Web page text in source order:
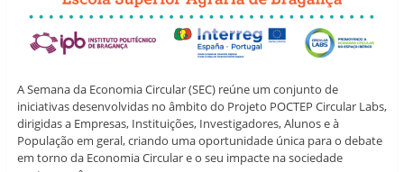
A Semana da Economia Circular (SEC) reúne um conjunto de
iniciativas desenvolvidas no âmbito do Projeto POCTEP Circular Labs,
dirigidas a Empresas, Instituições, Investigadores, Alunos e à
População em geral, criando uma oportunidade única para o debate
em torno da Economia Circular e o seu impacte na sociedade